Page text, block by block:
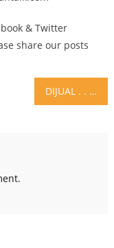
& Twitter
share our posts
DIJUAL . . Perumahan Mutiara Palace Tipe Diamond blok BB